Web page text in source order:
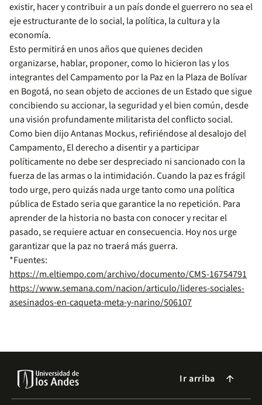
existir, hacer y contribuir a un país donde el guerrero no sea el
eje estructurante de lo social, la política, la cultura y la
economía.
Esto permitirá en unos años que quienes deciden
organizarse, hablar, proponer, como lo hicieron las y los
integrantes del Campamento por la Paz en la Plaza de Bolívar
en Bogotá, no sean objeto de acciones de un Estado que sigue
concibiendo su accionar, la seguridad y el bien común, desde
una visión profundamente militarista del conflicto social.
Como bien dijo Antanas Mockus, refiriéndose al desalojo del
Campamento, El derecho a disentir y a participar
políticamente no debe ser despreciado ni sancionado con la
fuerza de las armas o la intimidación. Cuando la paz es frágil
todo urge, pero quizás nada urge tanto como una política
pública de Estado seria que garantice la no repetición. Para
aprender de la historia no basta con conocer y recitar el
pasado, se requiere actuar en consecuencia. Hoy nos urge
garantizar que la paz no traerá más guerra.
*Fuentes:
https://m.eltiempo.com/archivo/documento/CMS-16754791
https://www.semana.com/nacion/articulo/lideres-sociales-
asesinados-en-caqueta-meta-y-narino/506107
Ir arriba arrow_forward